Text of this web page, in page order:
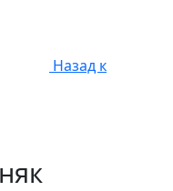
Назад к